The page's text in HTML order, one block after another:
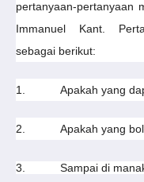
pertanyaan-pertanyaan
Immanuel Kant.
sebagai berikut:
1. Apakah yang
2. Apakah yang
3.
Sampai di